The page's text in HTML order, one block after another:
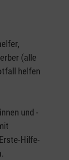
(alle
helfen
und -
Hilfe-